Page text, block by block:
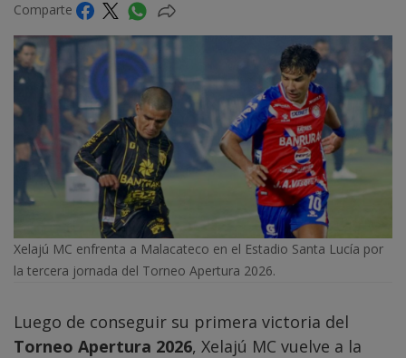
Comparte
Xelajú MC enfrenta a Malacateco en el Estadio Santa Lucía por
la tercera jornada del Torneo Apertura 2026.
Luego de conseguir su primera victoria del
Torneo Apertura 2026, Xelajú MC vuelve a la